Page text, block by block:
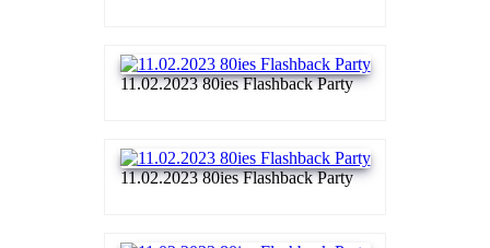
11.02.2023 80ies Flashback Party
11.02.2023 80ies Flashback Party